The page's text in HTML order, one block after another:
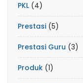
PKL (4)
Prestasi (5)
Prestasi Guru (3)
Produk (1)